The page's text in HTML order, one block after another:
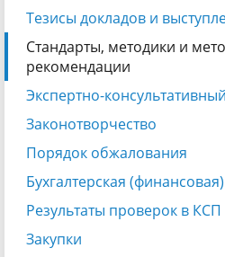
Тезисы докладов и
Стандарты, методики и
рекомендации
Экспертно-
Законотворчество
Порядок обжалования
Бухгалтерская
Результаты проверок в КСП
Закупки